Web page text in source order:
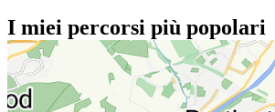
I miei percorsi più popolari